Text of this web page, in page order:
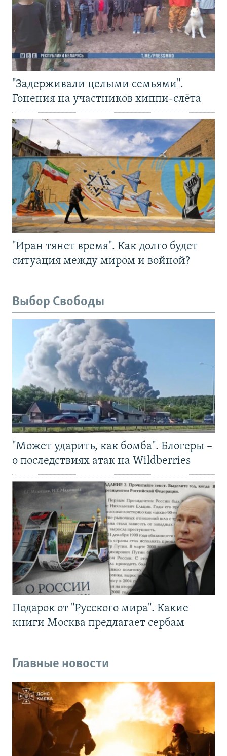
"Задерживали целыми семьями".
Гонения на участников хиппи-слёта
"Иран тянет время". Как долго будет
ситуация между миром и войной?
Выбор Свободы
"Может ударить, как бомба". Блогеры –
о последствиях атак на Wildberries
Подарок от "Русского мира". Какие
книги Москва предлагает сербам
Главные новости